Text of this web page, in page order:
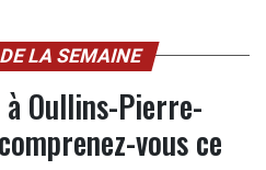
LA SEMAINE
Oullins-Pierre-
vous ce